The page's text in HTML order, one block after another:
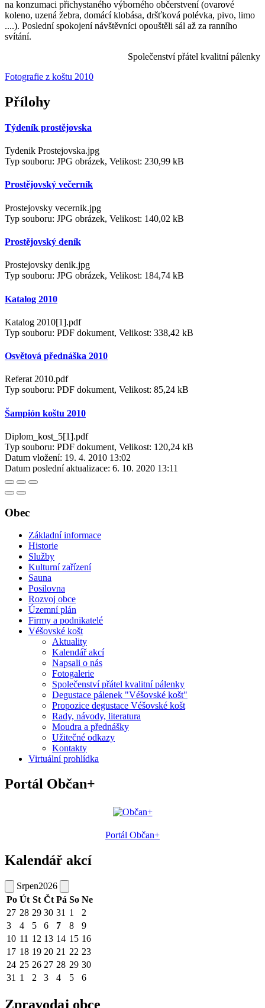
na konzumaci přichystaného výborného občerstvení (ovarové
koleno, uzená žebra, domácí klobása, dršťková polévka, pivo, limo
....). Poslední spokojení návštěvníci opouštěli sál až za ranního
svítání.
Společenství přátel kvalitní pálenky
Fotografie z koštu 2010
Přílohy
Týdeník prostějovska
Tydenik Prostejovska.jpg
Typ souboru: JPG obrázek, Velikost: 230,99 kB
Prostějovský večerník
Prostejovsky vecernik.jpg
Typ souboru: JPG obrázek, Velikost: 140,02 kB
Prostějovský deník
Prostejovsky denik.jpg
Typ souboru: JPG obrázek, Velikost: 184,74 kB
Katalog 2010
Katalog 2010[1].pdf
Typ souboru: PDF dokument, Velikost: 338,42 kB
Osvětová přednáška 2010
Referat 2010.pdf
Typ souboru: PDF dokument, Velikost: 85,24 kB
Šampión koštu 2010
Diplom_kost_5[1].pdf
Typ souboru: PDF dokument, Velikost: 120,24 kB
Datum vložení: 19. 4. 2010 13:02
Datum poslední aktualizace: 6. 10. 2020 13:11
Obec
Základní informace
Historie
Služby
Kulturní zařízení
Sauna
Posilovna
Rozvoj obce
Územní plán
Firmy a podnikatelé
Véšovské košt
Aktuality
Kalendář akcí
Napsali o nás
Fotogalerie
Společenství přátel kvalitní pálenky
Degustace pálenek "Véšovské košt"
Propozice degustace Véšovské košt
Rady, návody, literatura
Moudra a přednášky
Užitečné odkazy
Kontakty
Virtuální prohlídka
Portál Občan+
Portál Občan+
Kalendář akcí
Srpen2026
Po Út St Čt Pá So Ne
27 28 29 30 31 1
2
3
4 5 6 7 8
9
10 11 12 13 14 15 16
17 18 19 20 21 22 23
24 25 26 27 28 29 30
31 1 2 3 4 5 6
Zpravodaj obce